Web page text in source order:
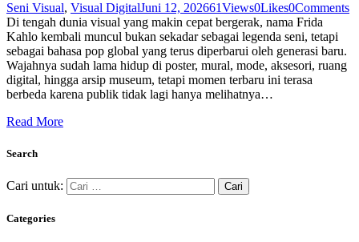
Seni Visual, Visual DigitalJuni 12, 202661Views0Likes0Comments
Di tengah dunia visual yang makin cepat bergerak, nama Frida
Kahlo kembali muncul bukan sekadar sebagai legenda seni, tetapi
sebagai bahasa pop global yang terus diperbarui oleh generasi baru.
Wajahnya sudah lama hidup di poster, mural, mode, aksesori, ruang
digital, hingga arsip museum, tetapi momen terbaru ini terasa
berbeda karena publik tidak lagi hanya melihatnya…
Read More
Search
Cari untuk:
Categories